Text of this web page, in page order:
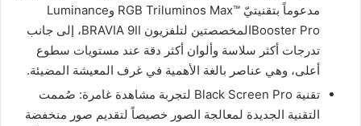
مدعوماً بتقنيتيّ ™RGB Triluminos Max وLuminance
Booster Proالمخصصتين لتلفزيون BRAVIA 9II، إلى جانب
تدرجات أكثر سلاسة وألوان أكثر دقة عند مستويات سطوع
أعلى، وهي عناصر بالغة الأهمية في غرف المعيشة المضيئة.
تقنية Black Screen Pro لتجربة مشاهدة غامرة: صُممت
التقنية الجديدة لمعالجة الصور خصيصاً لتقديم صور منخفضة